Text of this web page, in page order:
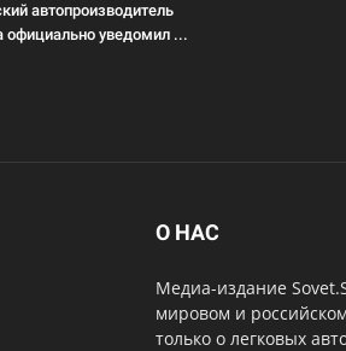
автопроизводитель
официально уведомил ...
О НАС
Медиа-издание
мировом и
только о легковых